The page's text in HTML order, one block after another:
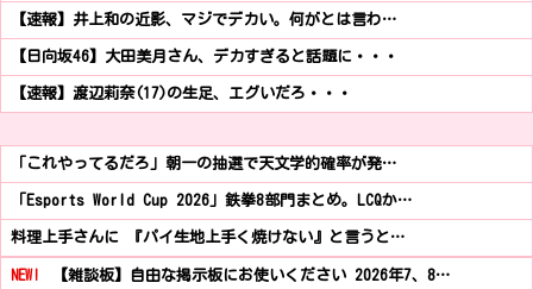
【速報】井上和の近影、マジでデカい。何がとは言わ…
【日向坂46】大田美月さん、デカすぎると話題に・・・
【速報】渡辺莉奈(17)の生足、エグいだろ・・・
「これやってるだろ」朝一の抽選で天文学的確率が発…
「Esports World Cup 2026」鉄拳8部門まとめ。LCQか…
料理上手さんに 『パイ生地上手く焼けない』と言うと…
NEW! 【雑談板】自由な掲示板にお使いください 2026年7、8…